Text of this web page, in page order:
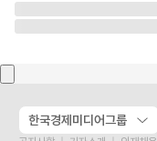
한국경제미디어그룹